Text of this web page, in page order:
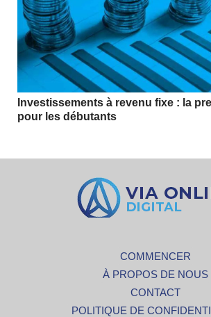
Investissements à revenu fixe : la
pour les débutants
COMMENCER
À PROPOS DE NOUS
CONTACT
POLITIQUE DE